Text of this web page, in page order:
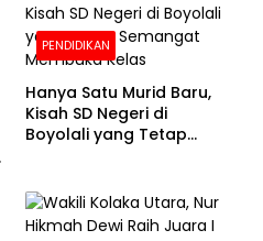
PENDIDIKAN
Hanya Satu Murid Baru,
Kisah SD Negeri di
Boyolali yang Tetap